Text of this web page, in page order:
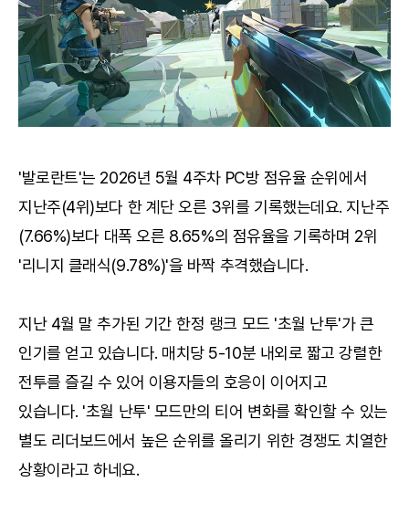
'발로란트'는 2026년 5월 4주차 PC방 점유율 순위에서
지난주(4위)보다 한 계단 오른 3위를 기록했는데요. 지난주
(7.66%)보다 대폭 오른 8.65%의 점유율을 기록하며 2위
'리니지 클래식(9.78%)'을 바짝 추격했습니다.
지난 4월 말 추가된 기간 한정 랭크 모드 '초월 난투'가 큰
인기를 얻고 있습니다. 매치당 5-10분 내외로 짧고 강렬한
전투를 즐길 수 있어 이용자들의 호응이 이어지고
있습니다. '초월 난투' 모드만의 티어 변화를 확인할 수 있는
별도 리더보드에서 높은 순위를 올리기 위한 경쟁도 치열한
상황이라고 하네요.